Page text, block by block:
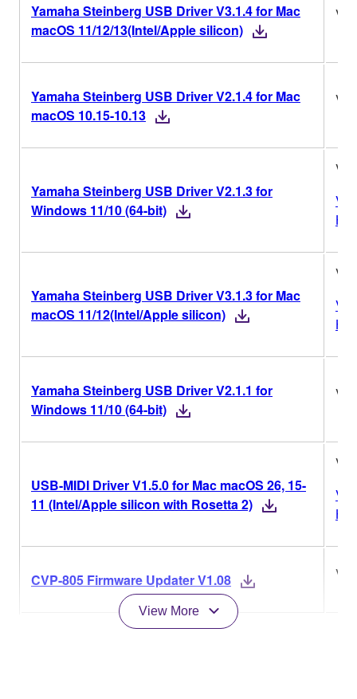
Yamaha Steinberg USB Driver V3.1.4 for Mac
macOS 11/12/13(Intel/Apple silicon)
Yamaha Steinberg USB Driver V2.1.4 for Mac
macOS 10.15-10.13
Yamaha Steinberg USB Driver V2.1.3 for
Windows 11/10 (64-bit)
Yamaha Steinberg USB Driver V3.1.3 for Mac
macOS 11/12(Intel/Apple silicon)
Yamaha Steinberg USB Driver V2.1.1 for
Windows 11/10 (64-bit)
USB-MIDI Driver V1.5.0 for Mac macOS 26, 15-
11 (Intel/Apple silicon with Rosetta 2)
CVP-805 Firmware Updater V1.08
View More